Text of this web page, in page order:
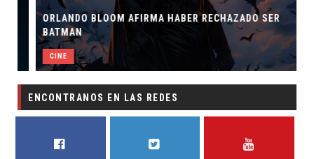
ORLANDO BLOOM AFIRMA HABER RECHAZADO SER
BATMAN
ENCONTRANOS EN LAS REDES